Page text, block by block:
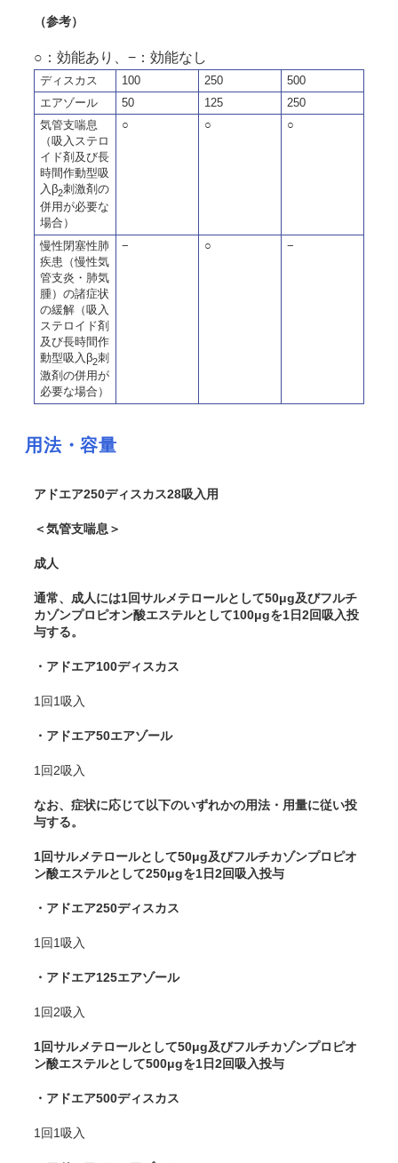
（参考）
○：効能あり、−：効能なし
ディスカス 100 250
500
エアゾール
50 125
250
気管支喘息
（吸入ステロ
イド剤及び長
時間作動型吸
入β2刺激剤の
併用が必要な
場合）
○ ○ ○
慢性閉塞性肺
疾患（慢性気
管支炎・肺気
腫）の諸症状
の緩解（吸入
ステロイド剤
及び長時間作
動型吸入β2刺
激剤の併用が
必要な場合）
− ○ −
用法・容量
アドエア250ディスカス28吸入用
＜気管支喘息＞
成人
通常、成人には1回サルメテロールとして50μg及びフルチ
カゾンプロピオン酸エステルとして100μgを1日2回吸入投
与する。
・アドエア100ディスカス
1回1吸入
・アドエア50エアゾール
1回2吸入
なお、症状に応じて以下のいずれかの用法・用量に従い投
与する。
1回サルメテロールとして50μg及びフルチカゾンプロピオ
ン酸エステルとして250μgを1日2回吸入投与
・アドエア250ディスカス
1回1吸入
・アドエア125エアゾール
1回2吸入
1回サルメテロールとして50μg及びフルチカゾンプロピオ
ン酸エステルとして500μgを1日2回吸入投与
・アドエア500ディスカス
1回1吸入